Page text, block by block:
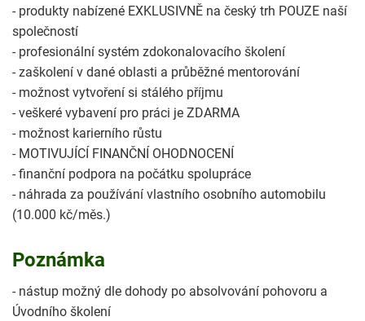
- produkty nabízené EXKLUSIVNĚ na český trh POUZE naší
společností
- profesionální systém zdokonalovacího školení
- zaškolení v dané oblasti a průběžné mentorování
- možnost vytvoření si stálého příjmu
- veškeré vybavení pro práci je ZDARMA
- možnost karierního růstu
- MOTIVUJÍCÍ FINANČNÍ OHODNOCENÍ
- finanční podpora na počátku spolupráce
- náhrada za používání vlastního osobního automobilu
(10.000 kč/měs.)
Poznámka
- nástup možný dle dohody po absolvování pohovoru a
Úvodního školení